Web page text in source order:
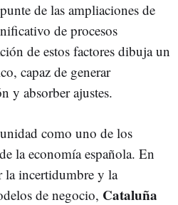
de las ampliaciones de
de procesos
de estos factores dibuja un
capaz de generar
y absorber ajustes.
como uno de los
la economía española. En
la incertidumbre y la
de negocio, Cataluña